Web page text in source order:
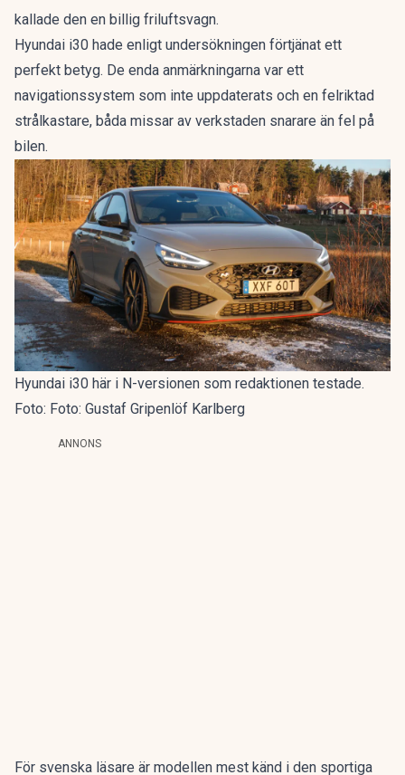
kallade den en billig friluftsvagn.
Hyundai i30 hade enligt undersökningen förtjänat ett
perfekt betyg. De enda anmärkningarna var ett
navigationssystem som inte uppdaterats och en felriktad
strålkastare, båda missar av verkstaden snarare än fel på
bilen.
Hyundai i30 här i N-versionen som redaktionen testade.
Foto: Foto: Gustaf Gripenlöf Karlberg
ANNONS
För svenska läsare är modellen mest känd i den sportiga